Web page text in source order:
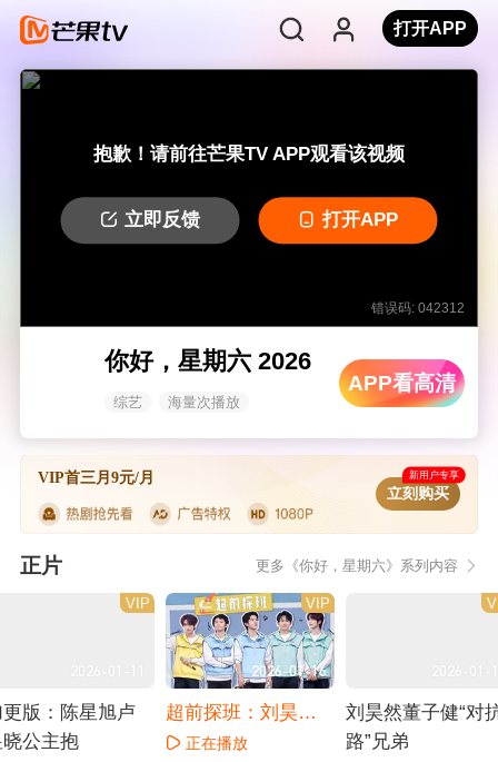
打开APP
抱歉！请前往芒果TV APP观看该视频
立即反馈 打开APP
错误码: 042312
你好，星期六 2026
综艺 海量次播放
APP看高清
VIP首三月9元/月 新用户专享
立刻购买
正片 更多《你好，星期六》系列内容
2026-01-11
VIP
版：陈星旭卢
公主抱
2026-01-16
VIP
超前探班：刘昊然
给董子健庆生
正在播放
2026-01-
刘昊然董子健“对
路”兄弟